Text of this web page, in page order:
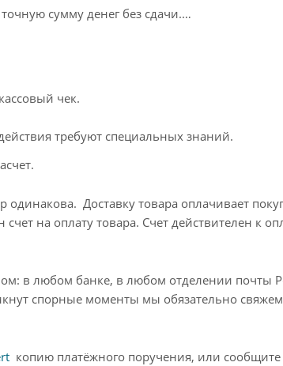
сумму денег без сдачи.
чек.
требуют специальных знаний.
Доставку товара оплачивает
на оплату товара. Счет действителен к
в любом банке, в любом отделении почты
спорные моменты мы обязательно
копию платёжного поручения, или сообщите